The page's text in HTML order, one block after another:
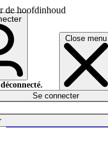
de hoofdinhoud
Close menu
Se connecter